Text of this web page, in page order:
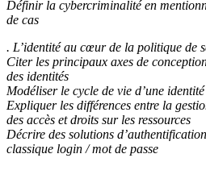
Définir la cybercriminalité en
de cas
. L’identité au cœur de la politique de
Citer les principaux axes de
des identités
Modéliser le cycle de vie d’une identité
Expliquer les différences entre la
des accès et droits sur les ressources
Décrire des solutions
classique login / mot de passe